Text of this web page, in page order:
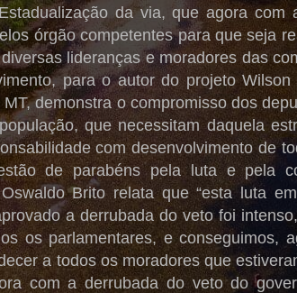
da via, que agora
órgão competentes para que seja
lideranças e moradores das
para o autor do projeto
demonstra o compromisso dos
que necessitam daquela
com desenvolvimento de
de parabéns pela luta e pela
Brito relata que “esta luta
a derrubada do veto foi
os parlamentares, e conseguimos,
a todos os moradores que
com a derrubada do veto do